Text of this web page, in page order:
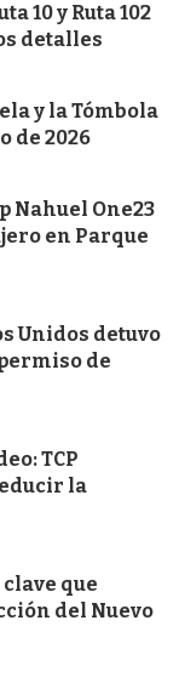
10 y Ruta 102
detalles
y la Tómbola
de 2026
Nahuel One23
en Parque
Unidos detuvo
de
TCP
la
que
del Nuevo